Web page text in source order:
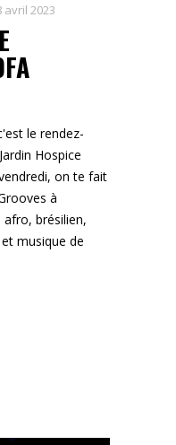
avril 2023
le rendez-
Hospice
on te fait
à
afro, brésilien,
musique de